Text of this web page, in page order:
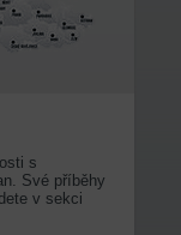
s
Své příběhy
v sekci